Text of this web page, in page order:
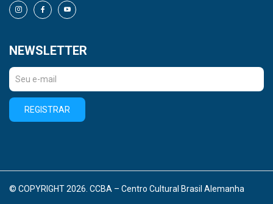
NEWSLETTER
REGISTRAR
© COPYRIGHT 2026. CCBA – Centro Cultural Brasil Alemanha